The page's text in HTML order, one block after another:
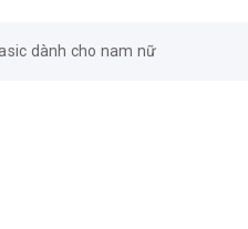
dành cho nam nữ